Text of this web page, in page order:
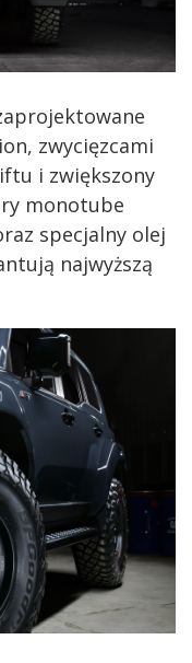
zwycięzcami
i zwiększony
monotube
specjalny olej
najwyższą